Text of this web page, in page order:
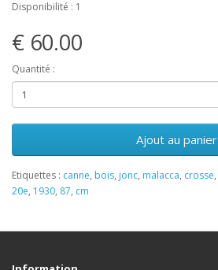
Disponibilité : 1
€ 60.00
Quantité :
Ajout au panier
Etiquettes : canne, bois, jonc, malacca, crosse,
20e, 1930, 87, cm